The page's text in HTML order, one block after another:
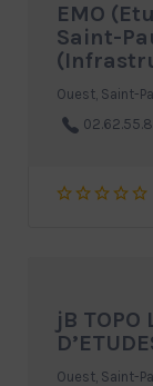
EMO
Saint-
Ouest, Saint-
jB TOPO
Ouest, Saint-